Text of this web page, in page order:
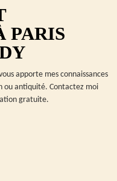
PARIS
apporte mes connaissances
ou antiquité. Contactez moi
gratuite.